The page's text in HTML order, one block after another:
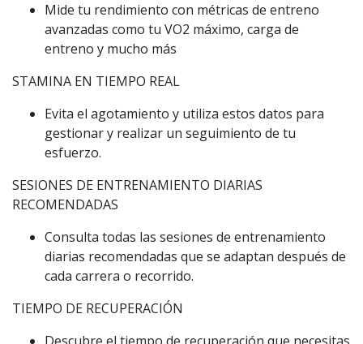
Mide tu rendimiento con métricas de entreno
avanzadas como tu VO2 máximo, carga de
entreno y mucho más
STAMINA EN TIEMPO REAL
Evita el agotamiento y utiliza estos datos para
gestionar y realizar un seguimiento de tu
esfuerzo.
SESIONES DE ENTRENAMIENTO DIARIAS
RECOMENDADAS
Consulta todas las sesiones de entrenamiento
diarias recomendadas que se adaptan después de
cada carrera o recorrido.
TIEMPO DE RECUPERACIÓN